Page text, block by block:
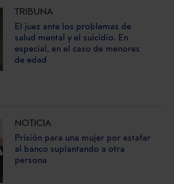
TRIBUNA
El juez ante los problemas de
salud mental y el suicidio. En
especial, en el caso de menores
de edad
NOTICIA
Prisión para una mujer por estafar
al banco suplantando a otra
persona